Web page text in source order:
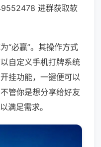
进群获取软
“必赢”。其操作方式
自定义手机打牌系统
挂功能，一键便可以
管你是想分享给好友
满足需求。